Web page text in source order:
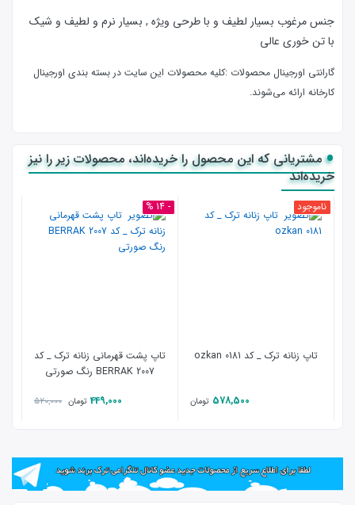
جنس مرغوب بسیار لطیف و با طرحی ویژه , بسیار نرم و لطیف و شیک
با تن خوری عالی
گارانتی اورجینال محصولات :كليه محصولات این سایت در بسته بندی اورجینال
کارخانه ارائه‌‌ می‌شوند.
مشتریانی که این محصول را خریده‌اند، محصولات زیر را نیز
خریده‌اند
ناموجود
تاپ زنانه ترک _ کد 0181 ozkan
578,500 تومان
- 14 %
تاپ پشت قهرمانی زنانه ترک _ کد
2007 BERRAK رنگ صورتی
449,000 تومان 520,000